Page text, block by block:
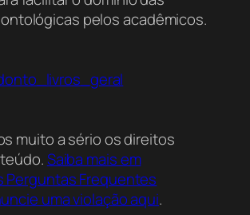
pelos acadêmicos.
muito a sério os direitos
Saiba mais em
Perguntas Frequentes
uma violação aqui.